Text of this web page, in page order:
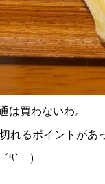
買わないわ。
れるポイントがあ
´༥`
)